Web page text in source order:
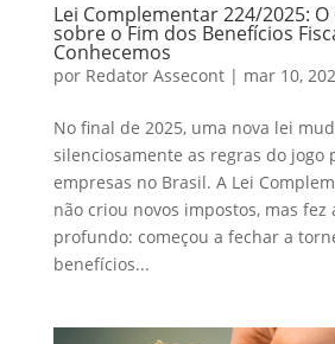
Lei Complementar 224/2025:
sobre o Fim dos Benefícios
Conhecemos
por Redator Assecont| mar 10,
No final de 2025, uma nova lei
silenciosamente as regras do jogo
empresas no Brasil. A Lei
não criou novos impostos, mas fez
profundo: começou a fechar a
benefícios...